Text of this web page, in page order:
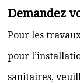
Demandez
Pour les
pour
sanitaires,